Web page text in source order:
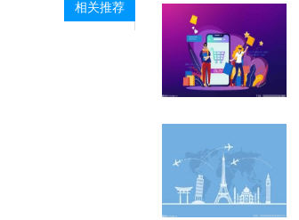
相关推荐